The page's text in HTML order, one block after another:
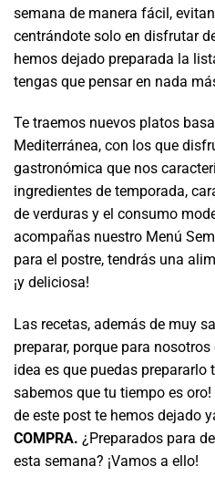
semana de manera fácil,
centrándote solo en disfrutar
hemos dejado preparada la
tengas que pensar en nada
Te traemos nuevos platos
Mediterránea, con los que
gastronómica que nos
ingredientes de temporada,
de verduras y el consumo
acompañas nuestro Menú
para el postre, tendrás una
¡y deliciosa!
Las recetas, además de muy
preparar, porque para
idea es que puedas prepararlo
sabemos que tu tiempo es oro!
de este post te hemos dejado
COMPRA. ¿Preparados para
esta semana? ¡Vamos a ello!